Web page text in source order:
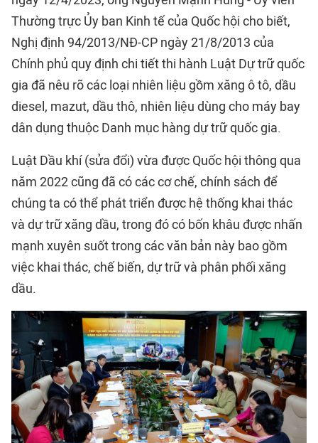
Thường trực Ủy ban Kinh tế của Quốc hội cho biết,
Nghị định 94/2013/NĐ-CP ngày 21/8/2013 của
Chính phủ quy định chi tiết thi hành Luật Dự trữ quốc
gia đã nêu rõ các loại nhiên liệu gồm xăng ô tô, dầu
diesel, mazut, dầu thô, nhiên liệu dùng cho máy bay
dân dụng thuộc Danh mục hàng dự trữ quốc gia.
Luật Dầu khí (sửa đổi) vừa được Quốc hội thông qua
năm 2022 cũng đã có các cơ chế, chính sách để
chúng ta có thể phát triển được hệ thống khai thác
và dự trữ xăng dầu, trong đó có bốn khâu được nhấn
mạnh xuyên suốt trong các văn bản này bao gồm
việc khai thác, chế biến, dự trữ và phân phối xăng
dầu.